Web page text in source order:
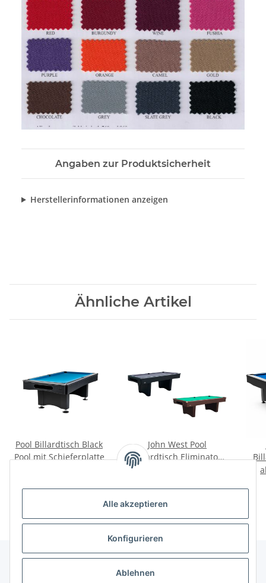
Alle akzeptieren
Konfigurieren
Ablehnen
Angaben zur Produktsicherheit
Herstellerinformationen anzeigen
Ähnliche Artikel
Pool Billardtisch Black
Pool mit Schieferplatte
John West Pool
Billardtisch Eliminator